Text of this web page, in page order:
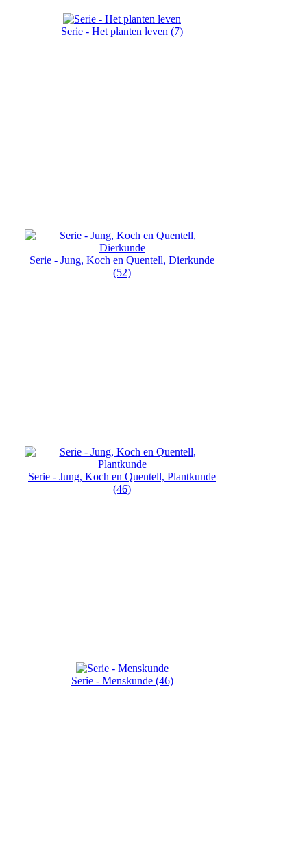
Serie - Het planten leven (7)
Serie - Jung, Koch en Quentell, Dierkunde
(52)
Serie - Jung, Koch en Quentell, Plantkunde
(46)
Serie - Menskunde (46)